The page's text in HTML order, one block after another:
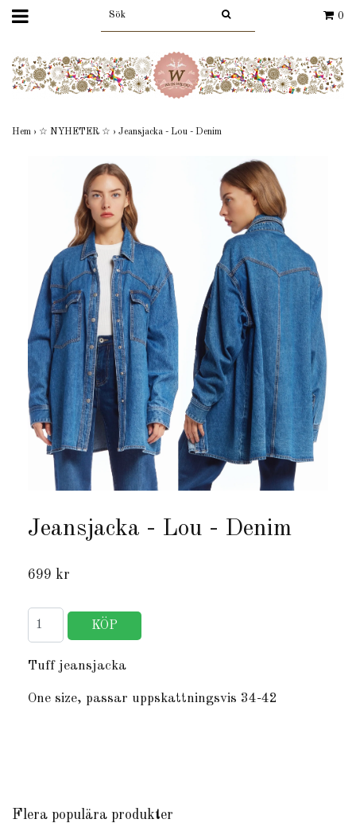
0
Hem › ☆ NYHETER ☆ › Jeansjacka - Lou - Denim
Jeansjacka - Lou - Denim
699 kr
Tuff jeansjacka
One size, passar uppskattningsvis 34-42
Flera populära produkter